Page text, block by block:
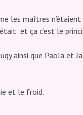
les maîtres n’étaient
et ça c’est le
ainsi que Paola et
et le froid.